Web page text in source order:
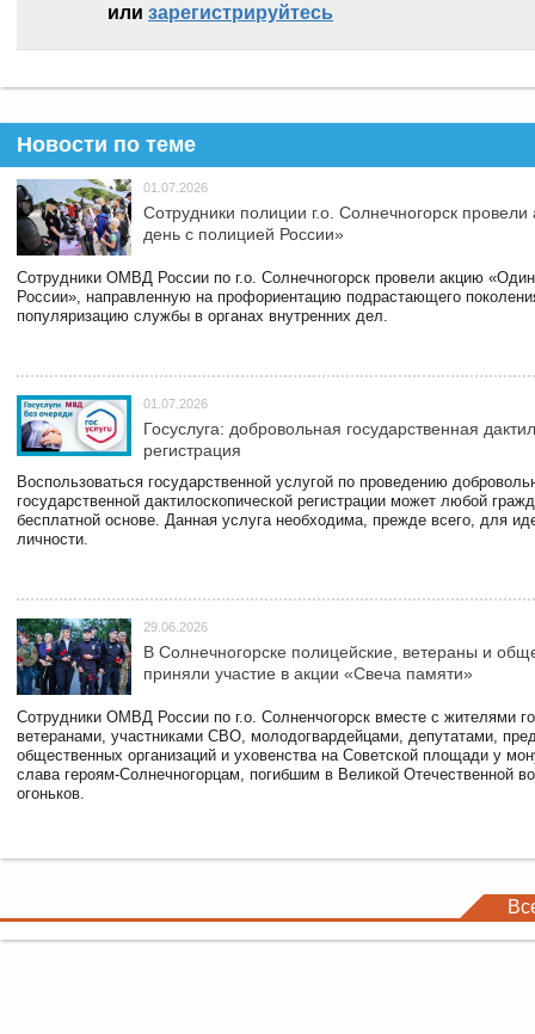
или зарегистрируйтесь
Новости по теме
01.07.2026
Сотрудники полиции г.о. Солнечногорск
день с полицией России»
Сотрудники ОМВД России по г.о. Солнечногорск провели акцию
России», направленную на профориентацию подрастающего
популяризацию службы в органах внутренних дел.
01.07.2026
Госуслуга: добровольная государственная
регистрация
Воспользоваться государственной услугой по проведению
государственной дактилоскопической регистрации может любой
бесплатной основе. Данная услуга необходима, прежде всего, для
личности.
29.06.2026
В Солнечногорске полицейские, ветераны и
приняли участие в акции «Свеча памяти»
Сотрудники ОМВД России по г.о. Солненчогорск вместе с жителями
ветеранами, участниками СВО, молодогвардейцами, депутатами,
общественных организаций и уховенства на Советской площади у
слава героям-Солнечногорцам, погибшим в Великой Отечественной
огоньков.